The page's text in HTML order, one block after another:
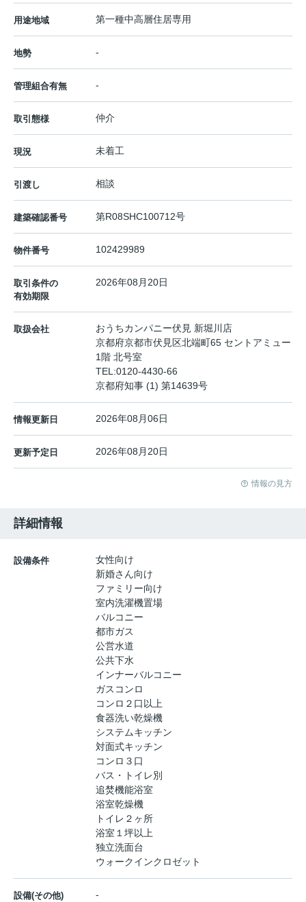
用途地域 第一種中高層住居専用
地勢 -
管理組合有無 -
取引態様 仲介
現況 未着工
引渡し 相談
建築確認番号 第R08SHC100712号
物件番号 102429989
取引条件の
有効期限
2026年08月20日
取扱会社
おうちカンパニー伏見 新堀川店
京都府京都市伏見区北端町65 セントアミュー
1階 北号室
TEL:0120-4430-66
京都府知事 (1) 第14639号
情報更新日 2026年08月06日
更新予定日 2026年08月20日
情報の見方
詳細情報
設備条件
女性向け
新婚さん向け
ファミリー向け
室内洗濯機置場
バルコニー
都市ガス
公営水道
公共下水
インナーバルコニー
ガスコンロ
コンロ２口以上
食器洗い乾燥機
システムキッチン
対面式キッチン
コンロ３口
バス・トイレ別
追焚機能浴室
浴室乾燥機
トイレ２ヶ所
浴室１坪以上
独立洗面台
ウォークインクロゼット
設備(その他) -